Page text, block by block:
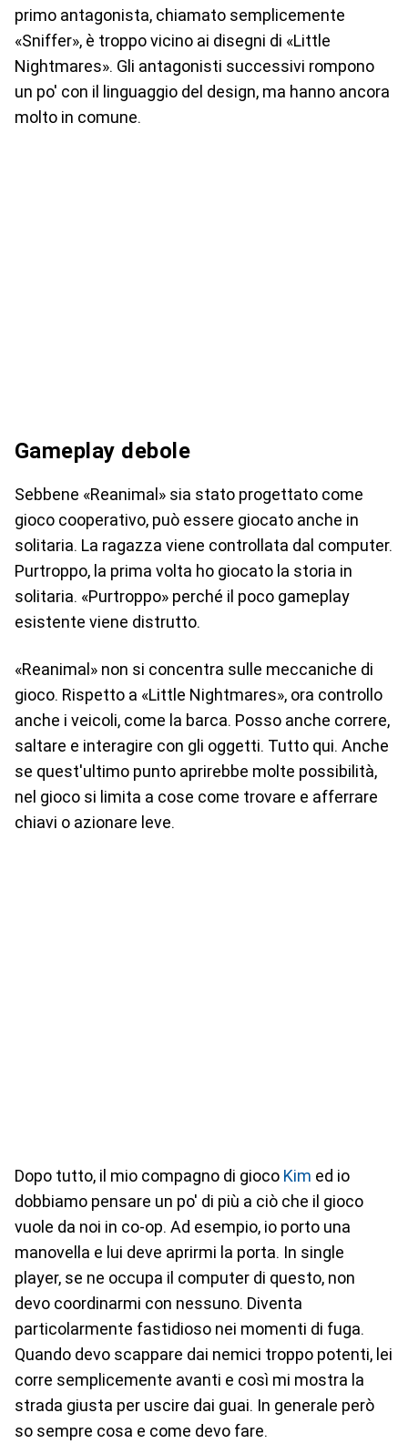
primo antagonista, chiamato semplicemente
«Sniffer», è troppo vicino ai disegni di «Little
Nightmares». Gli antagonisti successivi rompono
un po' con il linguaggio del design, ma hanno ancora
molto in comune.
Gameplay debole
Sebbene «Reanimal» sia stato progettato come
gioco cooperativo, può essere giocato anche in
solitaria. La ragazza viene controllata dal computer.
Purtroppo, la prima volta ho giocato la storia in
solitaria. «Purtroppo» perché il poco gameplay
esistente viene distrutto.
«Reanimal» non si concentra sulle meccaniche di
gioco. Rispetto a «Little Nightmares», ora controllo
anche i veicoli, come la barca. Posso anche correre,
saltare e interagire con gli oggetti. Tutto qui. Anche
se quest'ultimo punto aprirebbe molte possibilità,
nel gioco si limita a cose come trovare e afferrare
chiavi o azionare leve.
Dopo tutto, il mio compagno di gioco Kim ed io
dobbiamo pensare un po' di più a ciò che il gioco
vuole da noi in co-op. Ad esempio, io porto una
manovella e lui deve aprirmi la porta. In single
player, se ne occupa il computer di questo, non
devo coordinarmi con nessuno. Diventa
particolarmente fastidioso nei momenti di fuga.
Quando devo scappare dai nemici troppo potenti, lei
corre semplicemente avanti e così mi mostra la
strada giusta per uscire dai guai. In generale però
so sempre cosa e come devo fare.